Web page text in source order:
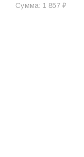
Сумма: 1 857 ₽